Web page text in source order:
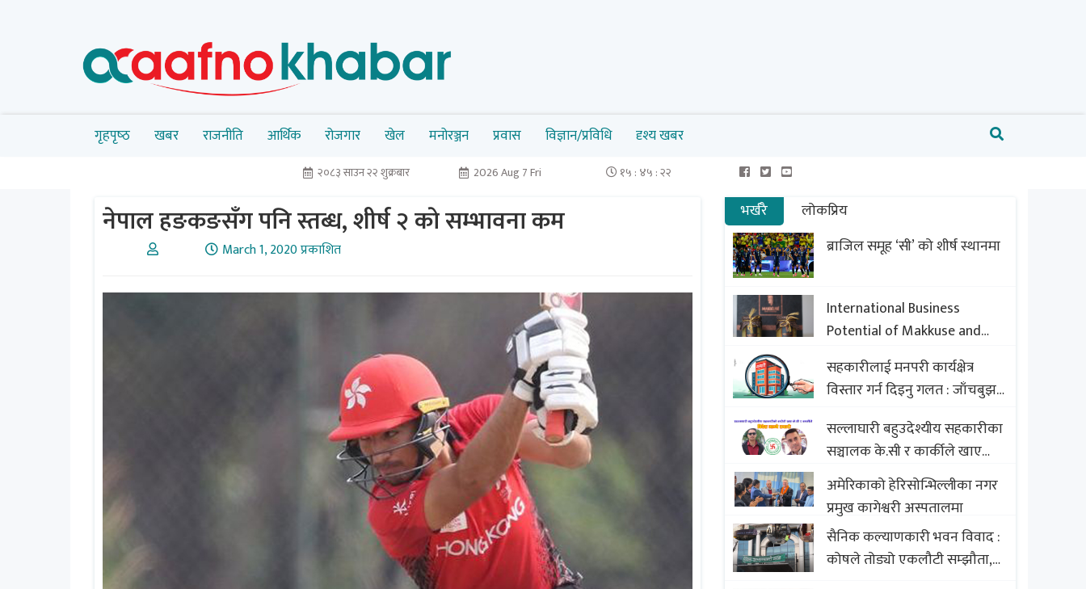
गृहपृष्‍ठ खबर राजनीति आर्थिक रोजगार खेल मनोरञ्जन प्रवास विज्ञान/प्रविधि दृश्य खबर
२०८३ साउन २२ शुक्रबार 2026 Aug 7 Fri १५ : ४५ : २३
नेपाल हङकङसँग पनि स्तब्ध, शीर्ष २ काे सम्भावना कम
March 1, 2020 प्रकाशित
भर्खरै
लोकप्रिय
ब्राजिल समूह ‘सी’ को शीर्ष स्थानमा
International Business
Potential of Makkuse and
Export Opportunities of
Nepali Sweets with Global
Comparison to Baklava
सहकारीलाई मनपरी कार्यक्षेत्र
विस्तार गर्न दिइनु गलत : जाँचबुझ
सल्लाघारी बहुउदेश्यीय सहकारीका
सञ्चालक के.सी र कार्कीले खाए
सदस्यको करोडौं बचत
अमेरिकाको हेरिसोन्भिल्लीका नगर
प्रमुख कागेश्वरी अस्पतालमा
सैनिक कल्याणकारी भवन विवाद :
कोषले तोड्यो एकलौटी सम्झौता,